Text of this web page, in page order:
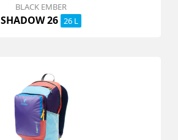
BLACK EMBER
SHADOW 26 26 L